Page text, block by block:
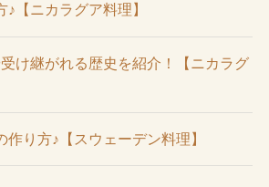
【ニカラグア料理】
け継がれる歴史を紹介！【ニカラグ
作り方♪【スウェーデン料理】